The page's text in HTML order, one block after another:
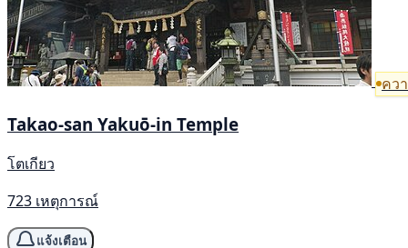
คว
Takao-san Yakuō-in Temple
โตเกียว
723 เหตุการณ์
แจ้งเตือน